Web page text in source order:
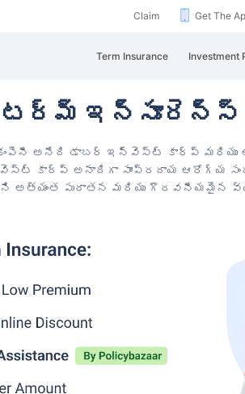
Claim Get The
Term Insurance Investment
ఇన్సూరెన్స్
అనేది డాబర్ ఇన్వెస్ట్ కార్ప్ మరియు
కార్ప్ అనాదిగా సాంప్రదాయ ఆరోగ్య
అత్యంత పురాతన మరియు గౌరవనీయమైన